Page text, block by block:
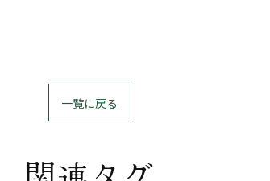
一覧に戻る